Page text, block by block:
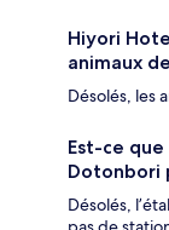
Hiyori
animaux
Désolés, les
Est-ce
Dotonbori
Désolés,